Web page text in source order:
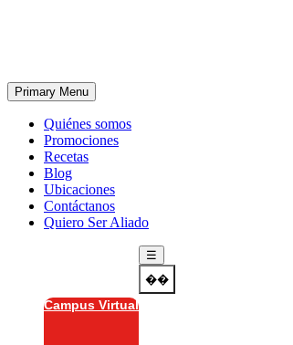
Primary Menu
Quiénes somos
Promociones
Recetas
Blog
Ubicaciones
Contáctanos
Quiero Ser Aliado
Campus Virtual
☰
��